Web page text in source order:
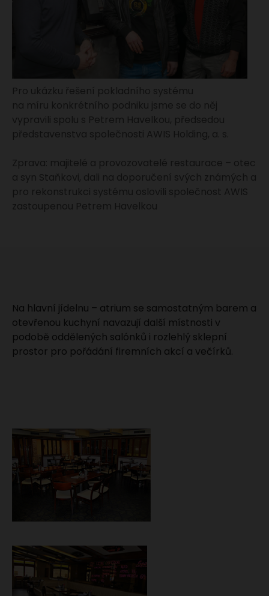
Pro ukázku řešení pokladního systému
na míru konkrétního podniku jsme se do něj
vypravili spolu s Petrem Havelkou, předsedou
představenstva společnosti AWIS Holding, a. s.
Zprava: majitelé a provozovatelé restaurace – otec
a syn Staňkovi, dali na doporučení svých známých a
pro rekonstrukci systému oslovili společnost AWIS
zastoupenou Petrem Havelkou
Na hlavní jídelnu – atrium se samostatným barem a
otevřenou kuchyní navazují další místnosti v
podobě oddělených salónků i rozlehlý sklepní
prostor pro pořádání firemních akcí a večírků.